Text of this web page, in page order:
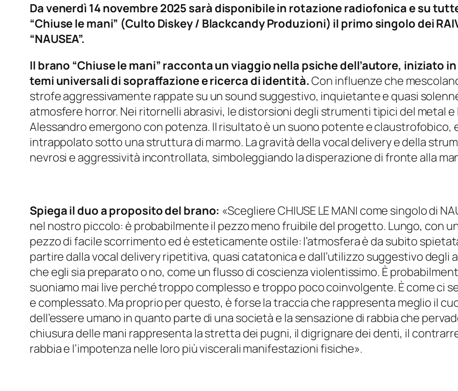
Da venerdì 14 novembre 2025 sarà disponibile in rotazione radiofonica e su
“Chiuse le mani” (Culto Diskey / Blackcandy Produzioni) il primo singolo dei
“NAUSEA”.
Il brano “Chiuse le mani” racconta un viaggio nella psiche dell’autore, iniziato
temi universali di sopraffazione e ricerca di identità.Con influenze che
strofe aggressivamente rappate su un sound suggestivo, inquietante e quasi
atmosfere horror. Nei ritornelli abrasivi, le distorsioni degli strumenti tipici del metal
Alessandro emergono con potenza. Il risultato è un suono potente e claustrofobico,
intrappolato sotto una struttura di marmo. La gravità della vocal delivery e della
nevrosi e aggressività incontrollata, simboleggiando la disperazione di fronte alla
Spiega il duo a proposito del brano: «Scegliere CHIUSE LE MANI come singolo di
nel nostro piccolo: è probabilmente il pezzo meno fruibile del progetto. Lungo, con
pezzo di facile scorrimento ed è esteticamente ostile: l’atmosfera è da subito
partire dalla vocal delivery ripetitiva, quasi catatonica e dall’utilizzo suggestivo degli
che egli sia preparato o no, come un flusso di coscienza violentissimo. È
suoniamo mai live perché troppo complesso e troppo poco coinvolgente. È come ci
e complessato. Ma proprio per questo, è forse la traccia che rappresenta meglio il
dell’essere umano in quanto parte di una società e la sensazione di rabbia che
chiusura delle mani rappresenta la stretta dei pugni, il digrignare dei denti, il
rabbia e l’impotenza nelle loro più viscerali manifestazioni fisiche».